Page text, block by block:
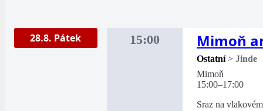
28.8. Pátek 15:00 Mimoň
Ostatní > Jinde
Mimoň
15:00–17:00
Sraz na